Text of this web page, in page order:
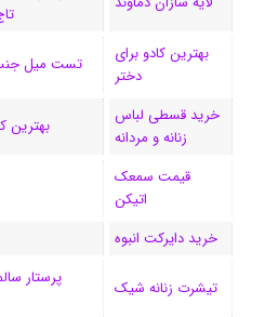
ا
بهترین کادو برای
دختر
تست میل
خرید قسطی لباس
زنانه و مردانه
بهترین
قیمت سمعک
اتیکن
خرید دایرکت انبوه
تیشرت زنانه شیک
پرستار